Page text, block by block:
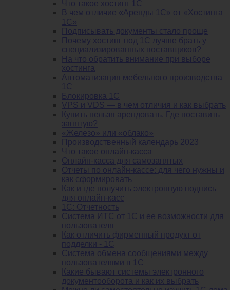
Что такое хостинг 1С
В чем отличие «Аренды 1С» от «Хостинга
1С»
Подписывать документы стало проще
Почему хостинг под 1С лучше брать у
специализированных поставщиков?
На что обратить внимание при выборе
хостинга
Автоматизация мебельного производства
1С
Блокировка 1С
VPS и VDS — в чем отличия и как выбрать
Купить нельзя арендовать. Где поставить
запятую?
«Железо» или «облако»
Производственный календарь 2023
Что такое онлайн-касса
Онлайн-касса для самозанятых
Отчеты по онлайн-кассе: для чего нужны и
как сформировать
Как и где получить электронную подпись
для онлайн-касс
1С: Отчетность
Система ИТС от 1С и ее возможности для
пользователя
Как отличить фирменный продукт от
подделки - 1С
Система обмена сообщениями между
пользователями в 1С
Какие бывают системы электронного
документооборота и как их выбрать